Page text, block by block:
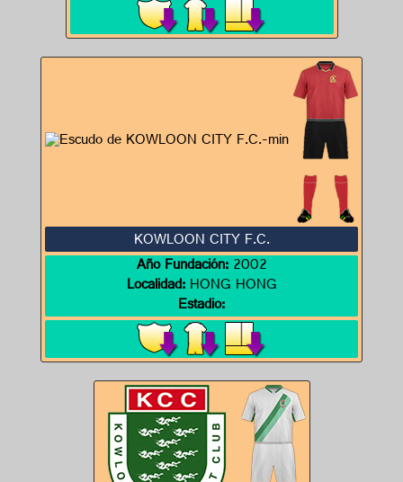
KOWLOON CITY F.C.
Año Fundación:2002
Localidad:HONG HONG
Estadio: